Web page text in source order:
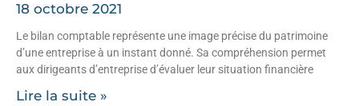
18 octobre 2021
Le bilan comptable représente une image précise du patrimoine
d’une entreprise à un instant donné. Sa compréhension permet
aux dirigeants d’entreprise d’évaluer leur situation financière
Lire la suite »